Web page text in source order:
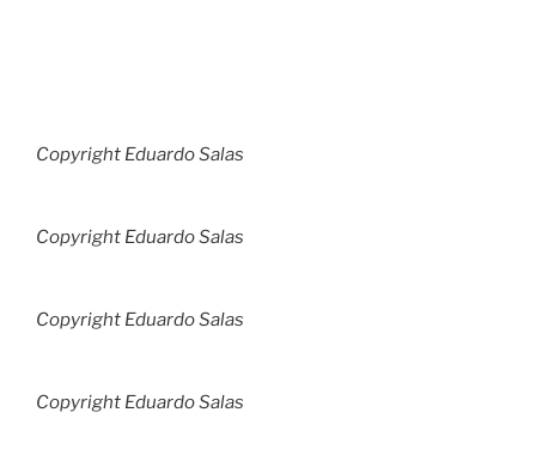
Copyright Eduardo Salas
Copyright Eduardo Salas
Copyright Eduardo Salas
Copyright Eduardo Salas